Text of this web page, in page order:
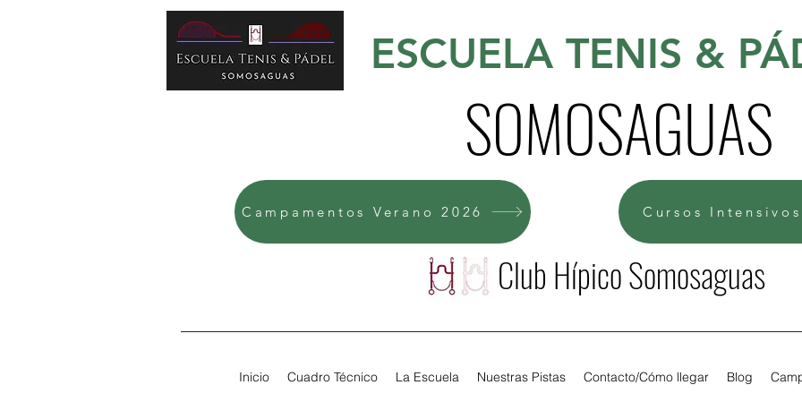
ESCUELA TENIS &
SOMOSAGUAS
Campamentos Verano 2026 Cursos
Club Hípico Somosaguas
Inicio Cuadro Técnico La Escuela Nuestras Pistas Contacto/Cómo llegar Blog